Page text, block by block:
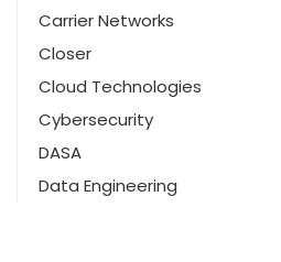
Carrier Networks
Closer
Cloud Technologies
Cybersecurity
DASA
Data Engineering